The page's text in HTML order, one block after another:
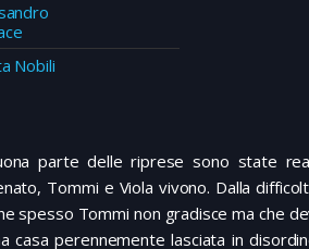
Nobili
parte delle riprese sono state
Tommi e Viola vivono. Dalla
spesso Tommi non gradisce ma che
casa perennemente lasciata in